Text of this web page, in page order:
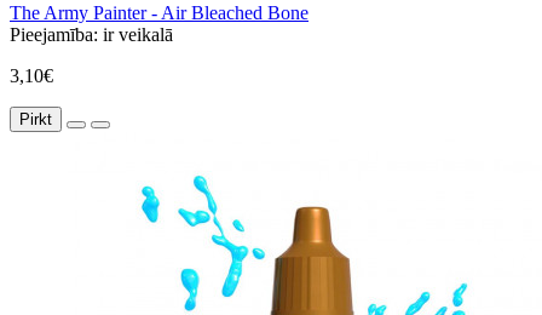
The Army Painter - Air Bleached Bone
Pieejamība: ir veikalā
3,10€
Pirkt